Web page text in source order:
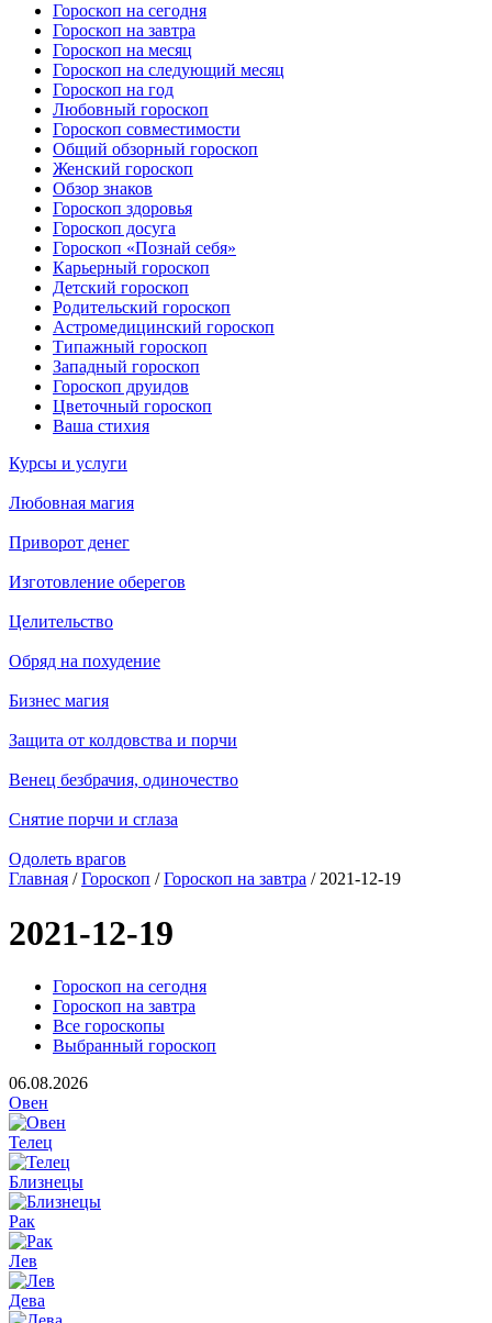
Гороскоп на сегодня
Гороскоп на завтра
Гороскоп на месяц
Гороскоп на следующий месяц
Гороскоп на год
Любовный гороскоп
Гороскоп совместимости
Общий обзорный гороскоп
Женский гороскоп
Обзор знаков
Гороскоп здоровья
Гороскоп досуга
Гороскоп «Познай себя»
Карьерный гороскоп
Детский гороскоп
Родительский гороскоп
Астромедицинский гороскоп
Типажный гороскоп
Западный гороскоп
Гороскоп друидов
Цветочный гороскоп
Ваша стихия
Курсы и услуги
Любовная магия
Приворот денег
Изготовление оберегов
Целительство
Обряд на похудение
Бизнес магия
Защита от колдовства и порчи
Венец безбрачия, одиночество
Снятие порчи и сглаза
Одолеть врагов
Главная /Гороскоп /Гороскоп на завтра / 2021-12-19
2021-12-19
Гороскоп на сегодня
Гороскоп на завтра
Все гороскопы
Выбранный гороскоп
06.08.2026
Овен
Телец
Близнецы
Рак
Лев
Дева